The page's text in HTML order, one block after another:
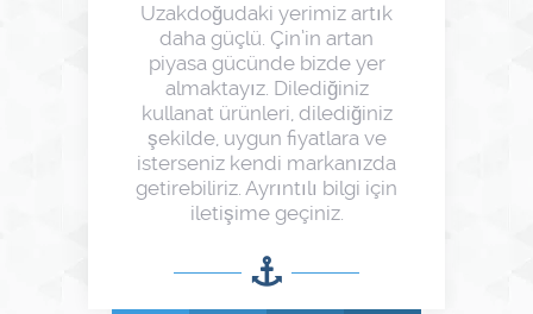
Uzakdoğudaki yerimiz artık
daha güçlü. Çin’in artan
piyasa gücünde bizde yer
almaktayız. Dilediğiniz
kullanat ürünleri, dilediğiniz
şekilde, uygun fiyatlara ve
isterseniz kendi markanızda
getirebiliriz. Ayrıntılı bilgi için
iletişime geçiniz.